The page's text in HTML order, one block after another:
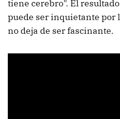
tiene cerebro". El
puede ser inquietante por
no deja de ser fascinante.